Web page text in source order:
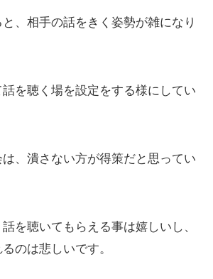
、相手の話をきく姿勢が雑になり
を聴く場を設定をする様にしてい
、潰さない方が得策だと思ってい
を聴いてもらえる事は嬉しいし、
のは悲しいです。